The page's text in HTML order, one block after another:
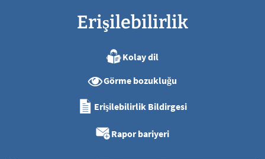
Erişilebilirlik
Kolay dil
Görme bozukluğu
Erişilebilirlik Bildirgesi
Rapor bariyeri